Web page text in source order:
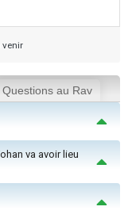
venir
Questions au Rav
va avoir lieu